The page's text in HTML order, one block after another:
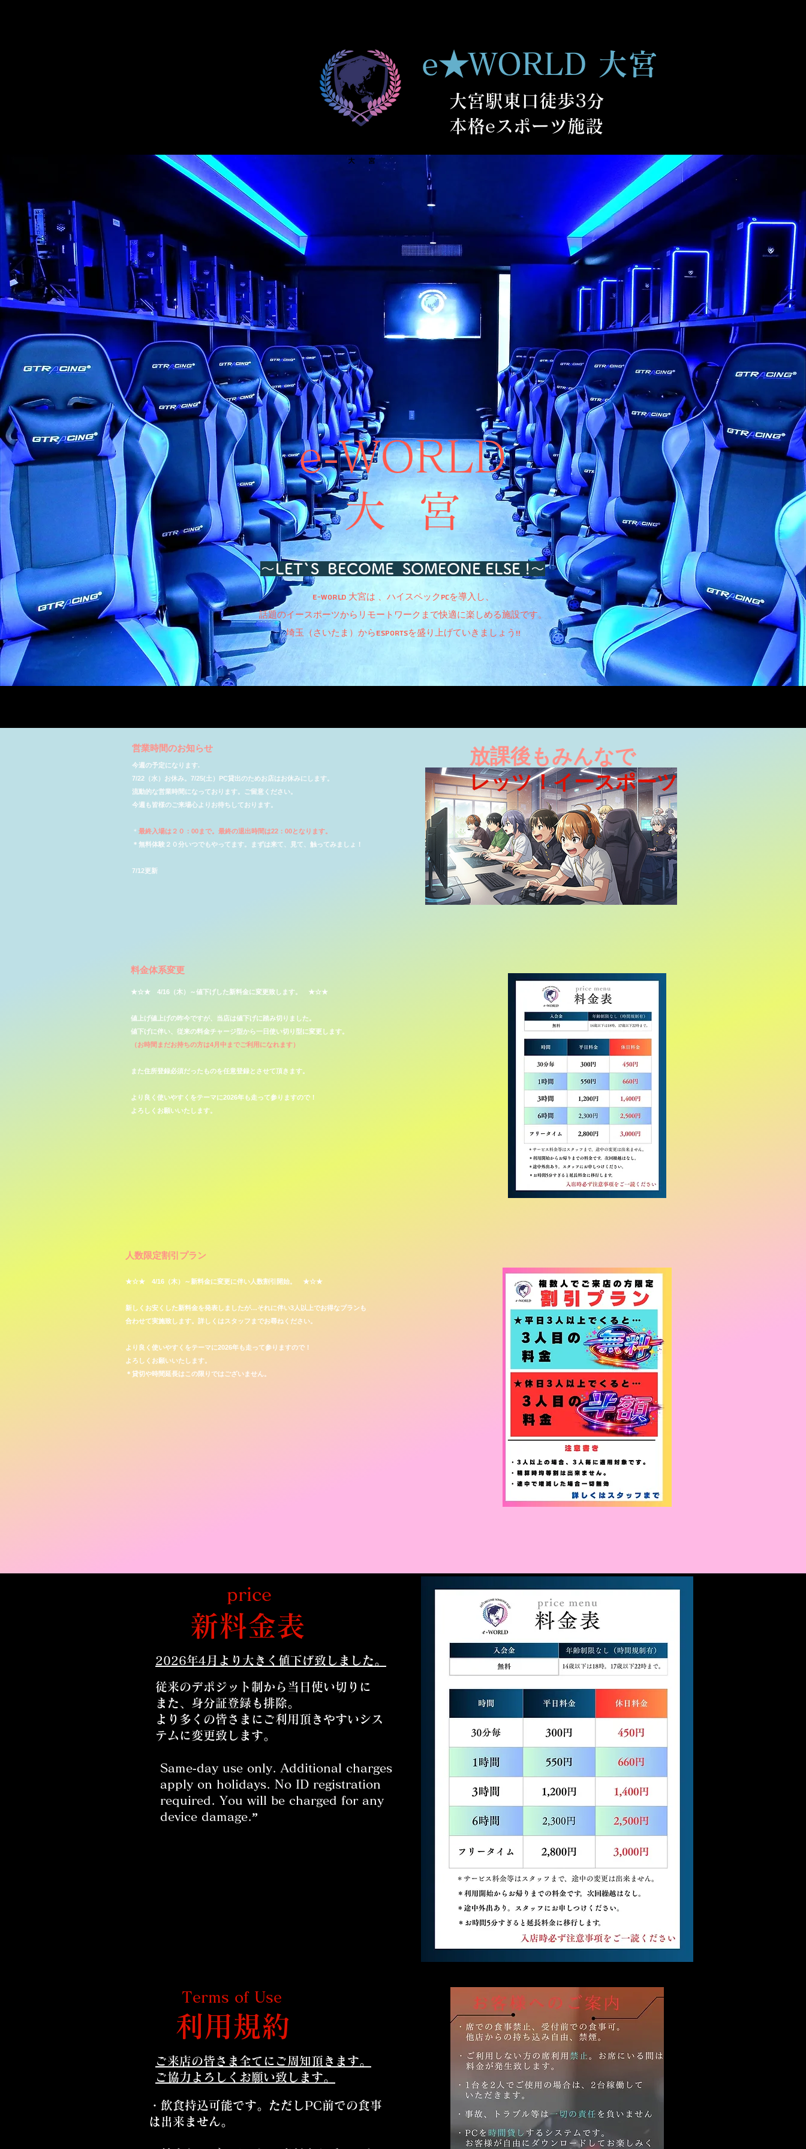
e★WORLD 大宮
大宮駅東口徒歩3分
​本格eスポーツ施設
e-WORLD
大 宮
～LET`S BECOME SOMEONE ELSE !～
e-WORLD 大宮は 、ハイスペックPCを導入し、
話題のイースポーツからリモートワークまで快適に楽しめる施設です。
埼玉（さいたま）からesportsを盛り上げていきましょう!!
​営業時間のお知らせ
今週の予定になります.
7/22（水）お休み。7/25(土）PC貸出のためお店はお休みにします。
​流動的な営業時間になっております。ご留意ください。
今週も皆様のご来場心よりお待ちしております。
＊ 最終入場は２０：00まで。最終の退出時間は22：00となります。
​＊無料体験２０分いつでもやってます。まずは来て、見て、触ってみましょ！
​7/12更新
放課後もみんなで
​レッツ！イースポーツ
​料金体系変更
​★☆★ 4/16（木）～値下げした新料金に変更致します。 ★☆★
値上げ値上げの昨今ですが、当店は値下げに踏み切りました。
値下げに伴い、従来の料金チャージ型から一日使い切り型に変更します。
（お時間まだお持ちの方は4月中までご利用になれます）
また住所登録必須だったものを任意登録とさせて頂きます。
より良く使いやすくをテーマに2026年も走って参りますので！
​よろしくお願いいたします。
​人数限定割引プラン
​★☆★ 4/16（木）～新料金に変更に伴い人数割引開始。 ★☆★
新しくお安くした新料金を発表しましたが…それに伴い3人以上でお得なプランも
合わせて実施致します。詳しくはスタッフまでお尋ねください。
より良く使いやすくをテーマに2026年も走って参りますので！
​よろしくお願いいたします。
​＊貸切や時間延長はこの限りではございません。
price
​新料金表
​2026年4月より大きく値下げ致しました。
従来のデポジット制から当日使い切りに
また、身分証登録も排除。
​より多くの皆さまにご利用頂きやすいシス
テムに変更致します。
Same‑day use only. Additional charges
apply on holidays. No ID registration
required. You will be charged for any
device damage.”
Terms of Use
​利用規約
ご来店の皆さま全てにご周知頂きます。
​ご協力よろしくお願い致します。
・飲食持込可能です。ただしPC前での食事
は出来ません。